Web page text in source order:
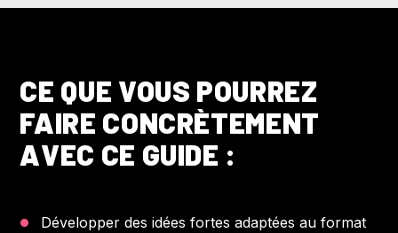
CE QUE VOUS POURREZ
FAIRE CONCRÈTEMENT
AVEC CE GUIDE :
Développer des idées fortes adaptées au format